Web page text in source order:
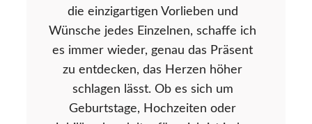
die einzigartigen Vorlieben und
Wünsche jedes Einzelnen, schaffe ich
es immer wieder, genau das Präsent
zu entdecken, das Herzen höher
schlagen lässt. Ob es sich um
Geburtstage, Hochzeiten oder